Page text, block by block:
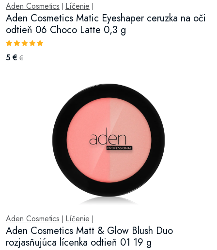
Aden Cosmetics Líčenie
Aden Cosmetics Matic Eyeshaper ceruzka na oči
odtieň 06 Choco Latte 0,3 g
5 € €
Aden Cosmetics Líčenie
Aden Cosmetics Matt & Glow Blush Duo
rozjasňujúca lícenka odtieň 01 19 g